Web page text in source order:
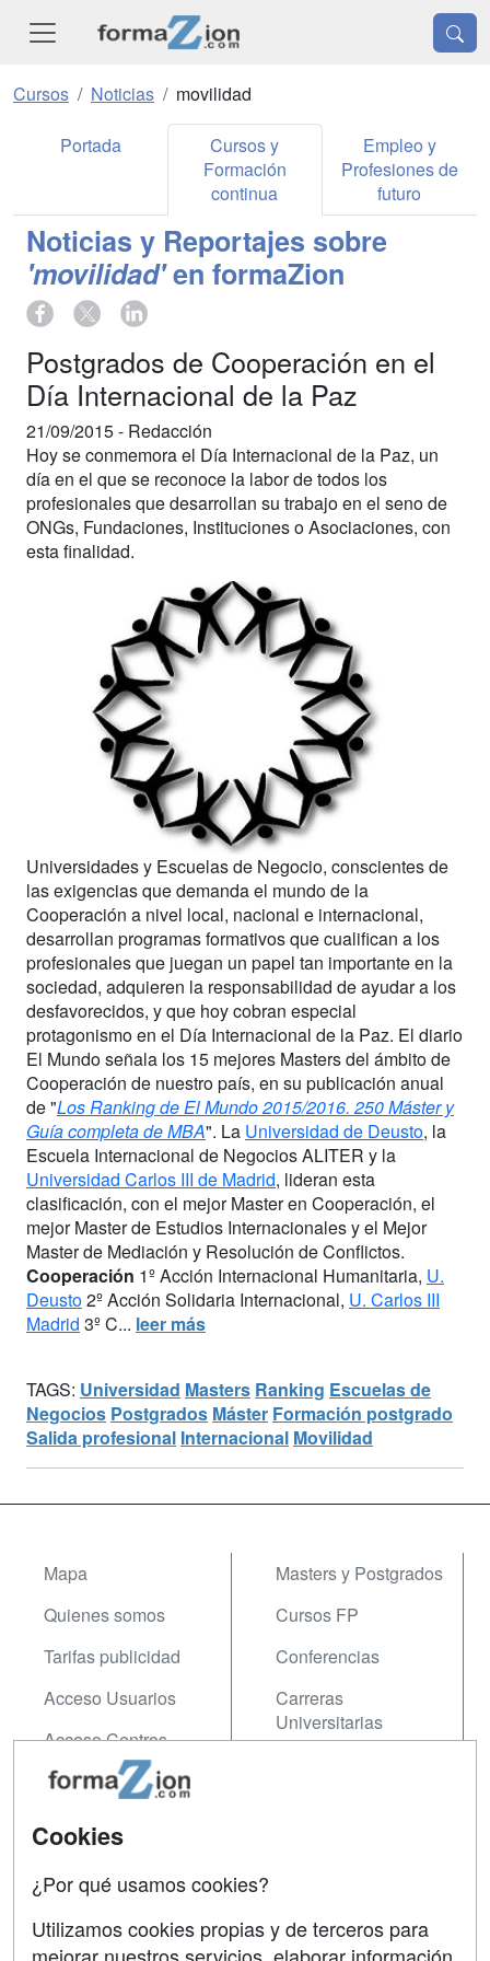
Cursos Noticias movilidad
Portada
Cursos y
Formación
continua
Empleo y
Profesiones de
futuro
Noticias y Reportajes sobre
'movilidad'en formaZion
Postgrados de Cooperación en el
Día Internacional de la Paz
21/09/2015 - Redacción
Hoy se conmemora el Día Internacional de la Paz, un
día en el que se reconoce la labor de todos los
profesionales que desarrollan su trabajo en el seno de
ONGs, Fundaciones, Instituciones o Asociaciones, con
esta finalidad.
Universidades y Escuelas de Negocio, conscientes de
las exigencias que demanda el mundo de la
Cooperación a nivel local, nacional e internacional,
desarrollan programas formativos que cualifican a los
profesionales que juegan un papel tan importante en la
sociedad, adquieren la responsabilidad de ayudar a los
desfavorecidos, y que hoy cobran especial
protagonismo en el Día Internacional de la Paz. El diario
El Mundo señala los 15 mejores Masters del ámbito de
Cooperación de nuestro país, en su publicación anual
de "Los Ranking de El Mundo 2015/2016. 250 Máster y
Guía completa de MBA". La Universidad de Deusto, la
Escuela Internacional de Negocios ALITER y la
Universidad Carlos III de Madrid, lideran esta
clasificación, con el mejor Master en Cooperación, el
mejor Master de Estudios Internacionales y el Mejor
Master de Mediación y Resolución de Conflictos.
Cooperación 1º Acción Internacional Humanitaria, U.
Deusto2º Acción Solidaria Internacional, U. Carlos III
Madrid 3º C... leer más
TAGS: Universidad Masters Ranking Escuelas de
Negocios Postgrados Máster Formación postgrado
Salida profesional Internacional Movilidad
Mapa
Quienes somos
Tarifas publicidad
Acceso Usuarios
Acceso Centros
Masters y Postgrados
Cursos FP
Conferencias
Carreras
Universitarias
Contactar
Copyleft
Cookies
¿Por qué usamos cookies?
Utilizamos cookies propias y de terceros para